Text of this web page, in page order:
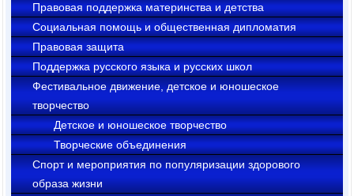
Правовая поддержка материнства и детства
Социальная помощь и общественная дипломатия
Правовая защита
Поддержка русского языка и русских школ
Фестивальное движение, детское и юношеское
творчество
Детское и юношеское творчество
Творческие объединения
Cпорт и мероприятия по популяризации здорового
образа жизни